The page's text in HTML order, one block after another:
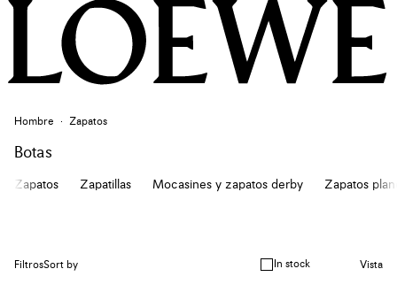
Hombre Zapatos
Botas
Zapatos Zapatillas Mocasines y zapatos derby Zapatos
FiltrosSort by In stock Vista